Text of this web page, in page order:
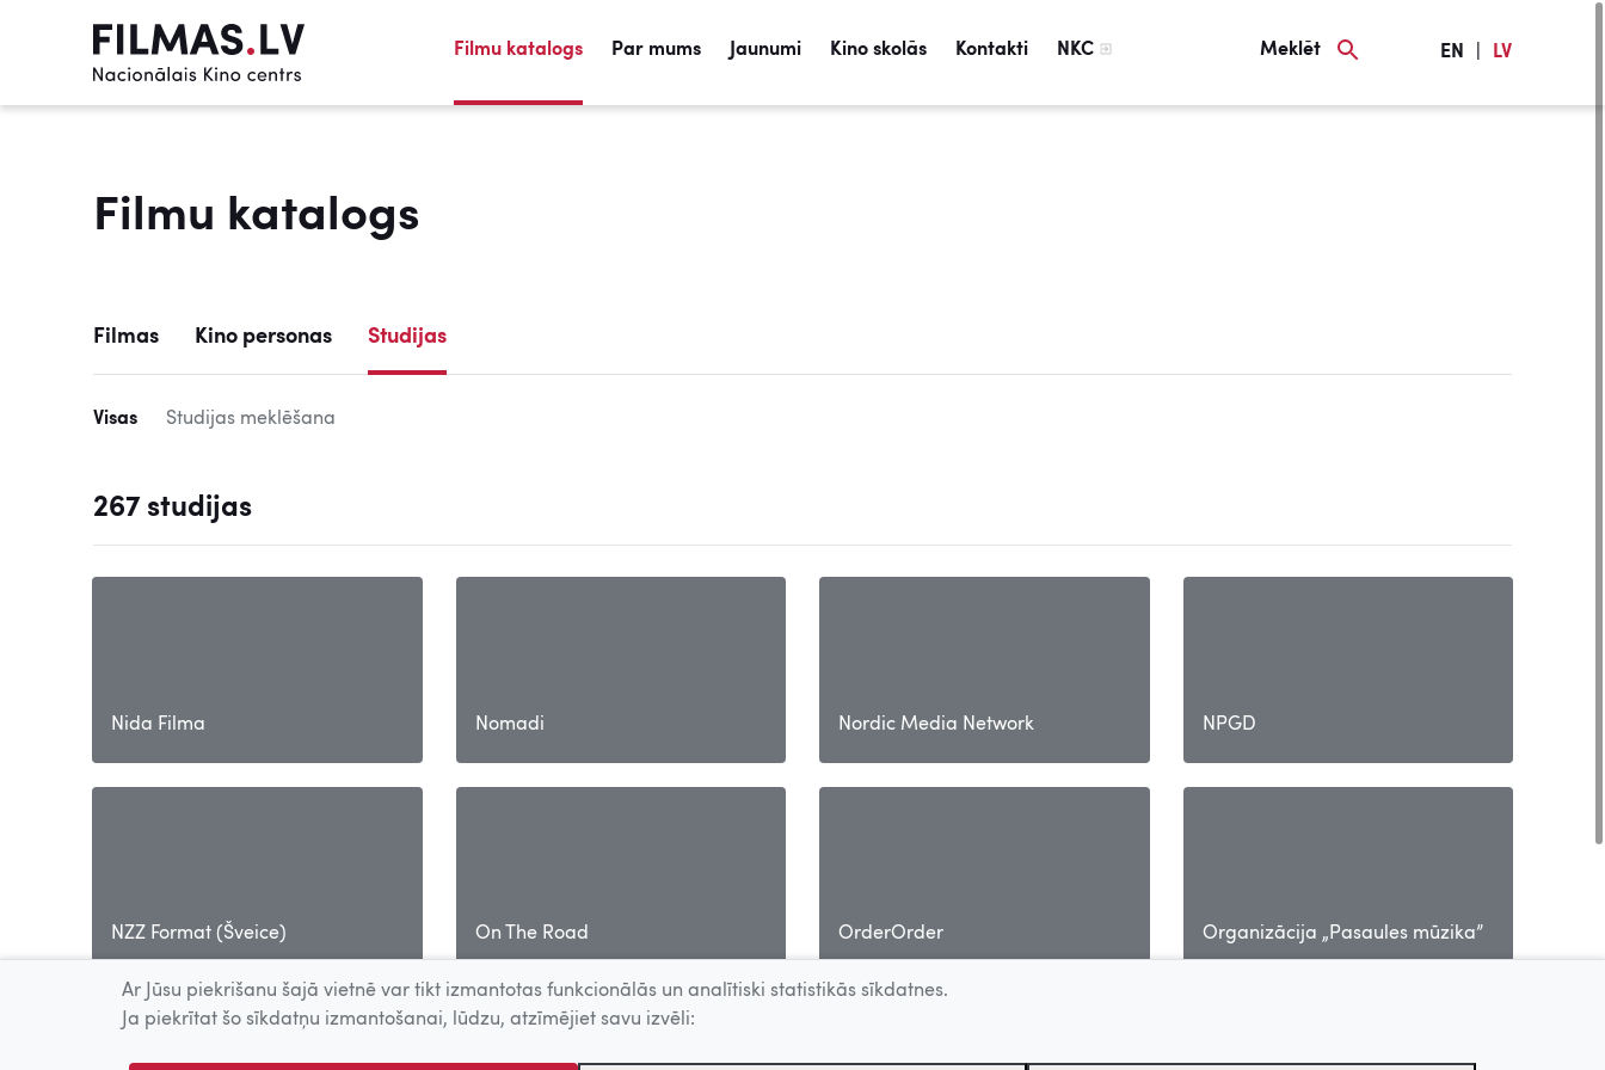
Filmu katalogs Par mums Jaunumi Kino skolās Kontakti NKC Meklēt EN LV
Filmu katalogs
Filmas Kino personas Studijas
Visas Studijas meklēšana
267 studijas
Nida Filma Nomadi Nordic Media Network NPGD
NZZ Format (Šveice) On The Road OrderOrder Organizācija „Pasaules mūzika”
Ar Jūsu piekrišanu šajā vietnē var tikt izmantotas funkcionālās un analītiski statistikās sīkdatnes.
Ja piekrītat šo sīkdatņu izmantošanai, lūdzu, atzīmējiet savu izvēli: